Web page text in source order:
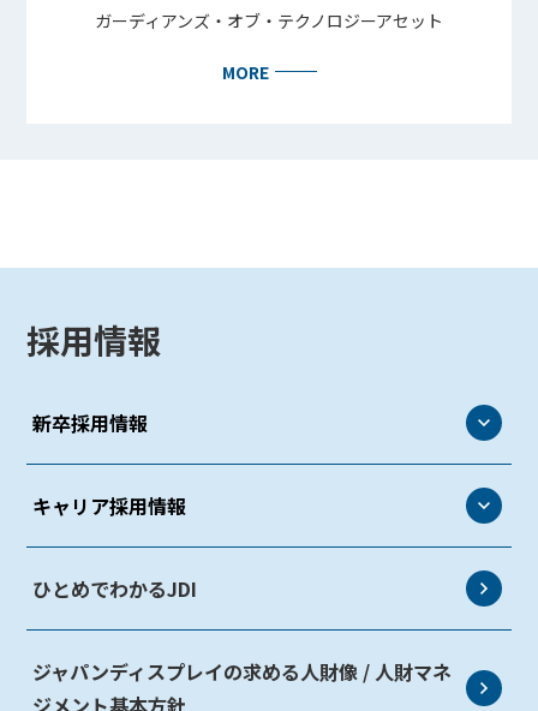
ガーディアンズ・オブ・テクノロジーアセット
MORE
採用情報
新卒採用情報
新卒採用情報
代表メッセージ
社員インタビュー
選考フロー
キャリア採用情報
キャリア採用情報
求人一覧
社員インタビュー
ひとめでわかるJDI
ジャパンディスプレイの求める人財像 / 人財マネ
ジメント基本方針